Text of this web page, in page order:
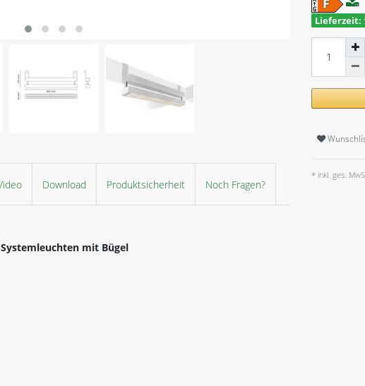
Download Produktsicherheit Noch Fragen?
mit Bügel
Lieferzeit:
* inkl. ges.